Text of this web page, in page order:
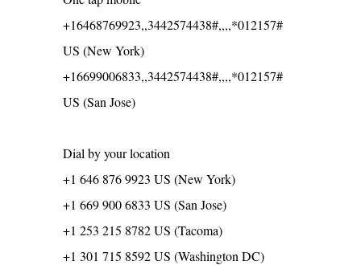
+16468769923,,3442574438#,,,,*012157#
US (New York)
+16699006833,,3442574438#,,,,*012157#
US (San Jose)
Dial by your location
+1 646 876 9923 US (New York)
+1 669 900 6833 US (San Jose)
+1 253 215 8782 US (Tacoma)
+1 301 715 8592 US (Washington DC)